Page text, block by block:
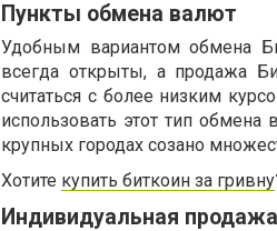
Пункты обмена валют
Удобным вариантом обмена
всегда открыты, а продажа
считаться с более низким
использовать этот тип
крупных городах созано
Хотите купить биткоин за гривну
Индивидуальная продажа